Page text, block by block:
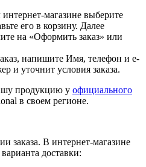
магазине выберите
его в корзину. Далее
на «Оформить заказ» или
напишите Имя, телефон и e-
и уточнит условия заказа.
продукцию у официального
в своем регионе.
заказа. В интернет-магазине
доставки: